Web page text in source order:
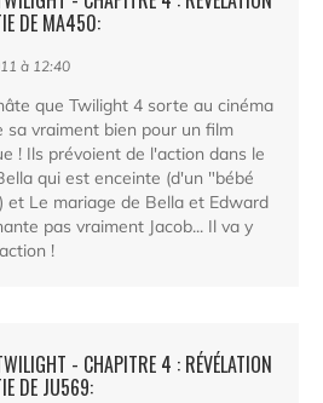
DE MA450:
à 12:40
que Twilight 4 sorte au cinéma
sa vraiment bien pour un film
! Ils prévoient de l'action dans le
qui est enceinte (d'un "bébé
et Le mariage de Bella et Edward
pas vraiment Jacob... Il va y
!
- CHAPITRE 4 : RÉVÉLATION
DE JU569: